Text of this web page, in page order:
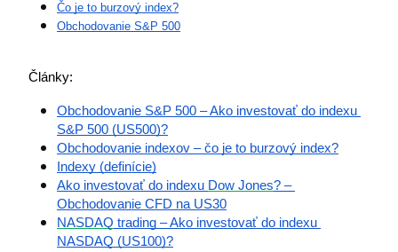
Čo je to burzový index?
Obchodovanie S&P 500
Články:
Obchodovanie S&P 500 – Ako investovať do indexu
S&P 500 (US500)?
Obchodovanie indexov – čo je to burzový index?
Indexy (definície)
Ako investovať do indexu Dow Jones? –
Obchodovanie CFD na US30
NASDAQ trading – Ako investovať do indexu
NASDAQ (US100)?